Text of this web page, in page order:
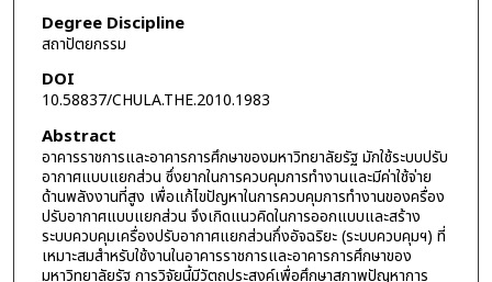
Degree Discipline
สถาปัตยกรรม
DOI
10.58837/CHULA.THE.2010.1983
Abstract
อาคารราชการและอาคารการศึกษาของมหาวิทยาลัยรัฐ มักใช้ระบบปรับ
อากาศแบบแยกส่วน ซึ่งยากในการควบคุมการทำงานและมีค่าใช้จ่าย
ด้านพลังงานที่สูง เพื่อแก้ไขปัญหาในการควบคุมการทำงานของครื่อง
ปรับอากาศแบบแยกส่วน จึงเกิดแนวคิดในการออกแบบและสร้าง
ระบบควบคุมเครื่องปรับอากาศแยกส่วนกึ่งอัจฉริยะ (ระบบควบคุมฯ) ที่
เหมาะสมสำหรับใช้งานในอาคารราชการและอาคารการศึกษาของ
มหาวิทยาลัยรัฐ การวิจัยนี้มีวัตถุประสงค์เพื่อศึกษาสภาพปัญหาการ